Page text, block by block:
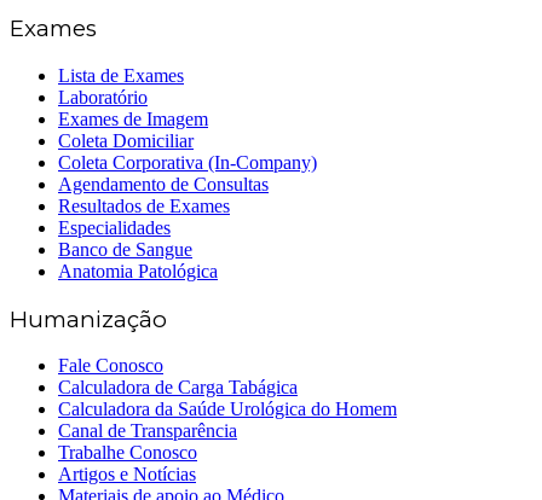
Exames
Lista de Exames
Laboratório
Exames de Imagem
Coleta Domiciliar
Coleta Corporativa (In-Company)
Agendamento de Consultas
Resultados de Exames
Especialidades
Banco de Sangue
Anatomia Patológica
Humanização
Fale Conosco
Calculadora de Carga Tabágica
Calculadora da Saúde Urológica do Homem
Canal de Transparência
Trabalhe Conosco
Artigos e Notícias